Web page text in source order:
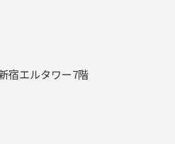
宿エルタワー7階